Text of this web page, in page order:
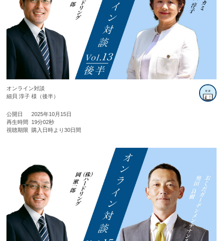
オンライン対談
細貝 淳子 様（後半）
公開日
2025年10月15日
再生時間
19分02秒
視聴期限
購入日時より30日間